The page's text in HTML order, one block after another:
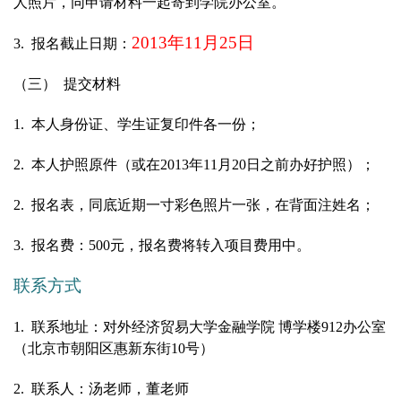
3. 报名截止日期： 2013年11月25日
（三） 提交材料
1. 本人身份证、学生证复印件各一份；
2. 本人护照原件（或在2013年11月20日之前办好护照）；
2. 报名表，同底近期一寸彩色照片一张，在背面注姓名；
3. 报名费：500元，报名费将转入项目费用中。
联系方式
1. 联系地址：对外经济贸易大学金融学院 博学楼912办公室
（北京市朝阳区惠新东街10号）
2. 联系人：汤老师，董老师